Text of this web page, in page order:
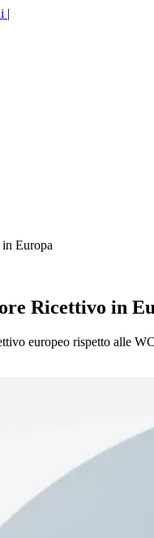
|
Europa
Ricettivo in
europeo rispetto alle